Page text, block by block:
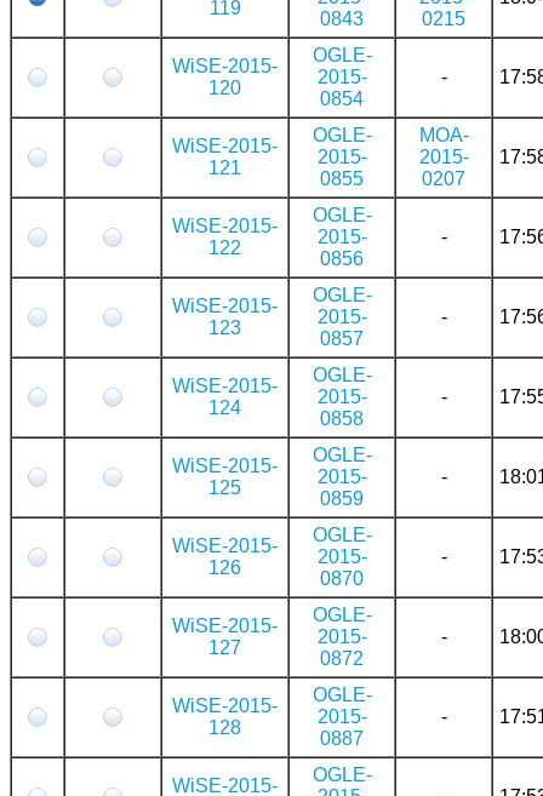
119
0843
0215
WiSE-2015-
120
OGLE-
2015-
0854
-
WiSE-2015-
121
OGLE-
2015-
0855
MOA-
2015-
0207
WiSE-2015-
122
OGLE-
2015-
0856
-
WiSE-2015-
123
OGLE-
2015-
0857
-
WiSE-2015-
124
OGLE-
2015-
0858
-
WiSE-2015-
125
OGLE-
2015-
0859
-
WiSE-2015-
126
OGLE-
2015-
0870
-
WiSE-2015-
127
OGLE-
2015-
0872
-
WiSE-2015-
128
OGLE-
2015-
0887
-
WiSE-2015-
OGLE-